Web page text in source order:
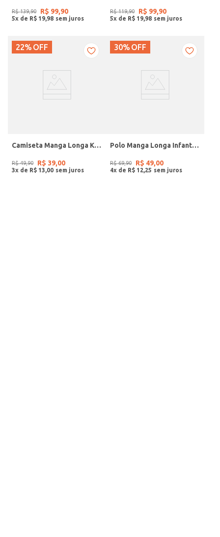
R$ 139,90 R$ 99,90
5x de R$ 19 98
R$ 119,90 R$ 99,90
5x de R$ 19 98
22% OFF
Camiseta Manga Longa Kid+ Infantil Para Menino- BRANCO
R$ 49,90 R$ 39,00
3x de R$ 13 00
30% OFF
Polo Manga Longa Infantil Para Menino - AREIA
R$ 69,90 R$ 49,00
4x de R$ 12 25